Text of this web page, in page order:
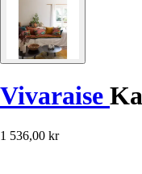
Vivaraise
1 536,00 kr